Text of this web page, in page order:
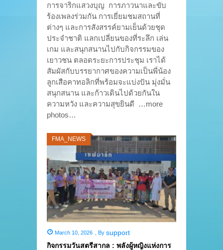
การจาริกแสวงบุญ การภาวนาและขับ
ร้องเพลงร่วมกัน การเยี่ยมชมสถานที่
ต่างๆ และการสังสรรค์ยามเย็นด้วยชุด
ประจำชาติ แลกเปลี่ยนของที่ระลึก เล่น
เกม และสนุกสนานไปกับกิจกรรมของ
เยาวชน ตลอดระยะการประชุม เราได้
สัมผัสกับบรรยากาศของความเป็นพี่น้อง
ลูกเสือคาทอลิกที่พร้อมจะแบ่งปัน มุ่งมั่น
สนุกสนาน และก้าวเดินไปด้วยกันใน
ความหวัง และความสุขยินดี …more
photos…
FMA_NEWS
March 10, 2026 By support
กิจกรรมวันสตรีสากล : พลังผู้หญิงแห่งการ